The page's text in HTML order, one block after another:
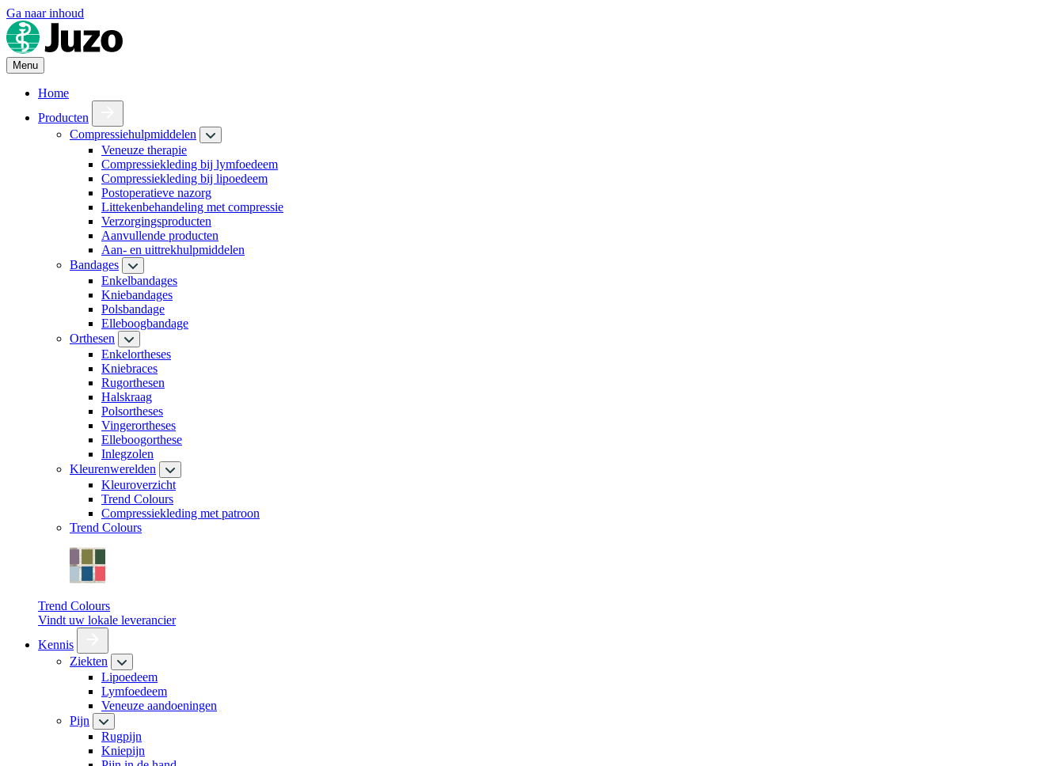
Ga naar inhoud
Menu
Home
Producten
Compressiehulpmiddelen
Veneuze therapie
Compressiekleding bij lymfoedeem
Compressiekleding bij lipoedeem
Postoperatieve nazorg
Littekenbehandeling met compressie
Verzorgingsproducten
Aanvullende producten
Aan- en uittrekhulpmiddelen
Bandages
Enkelbandages
Kniebandages
Polsbandage
Elleboogbandage
Orthesen
Enkelortheses
Kniebraces
Rugorthesen
Halskraag
Polsortheses
Vingerortheses
Elleboogorthese
Inlegzolen
Kleurenwerelden
Kleuroverzicht
Trend Colours
Compressiekleding met patroon
Trend Colours
Trend Colours
Vindt uw lokale leverancier
Kennis
Ziekten
Lipoedeem
Lymfoedeem
Veneuze aandoeningen
Pijn
Rugpijn
Kniepijn